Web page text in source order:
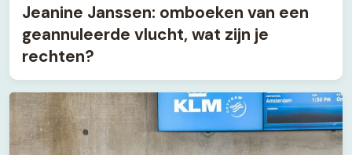
Jeanine Janssen: omboeken van een
geannuleerde vlucht, wat zijn je
rechten?